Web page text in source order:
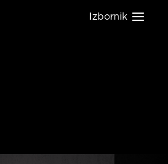
Izbornik
airworks